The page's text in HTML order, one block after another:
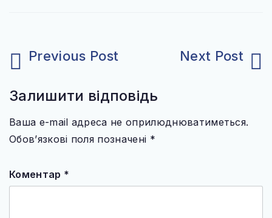
Навігація
записів
Залишити відповідь
Ваша e-mail адреса не оприлюднюватиметься.
Обов’язкові поля позначені *
Коментар *